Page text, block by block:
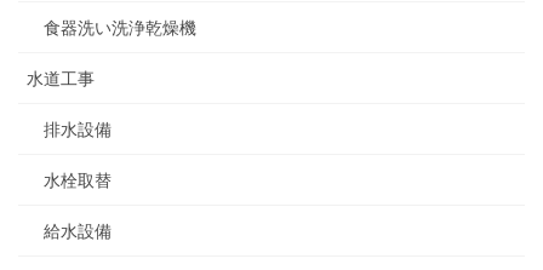
食器洗い洗浄乾燥機
水道工事
排水設備
水栓取替
給水設備